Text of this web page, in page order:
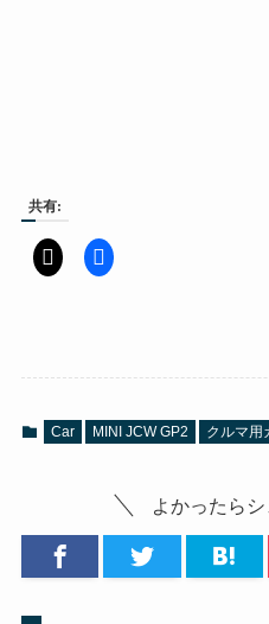
共有:
Car MINI JCW GP2 クルマ用
よかったらシ